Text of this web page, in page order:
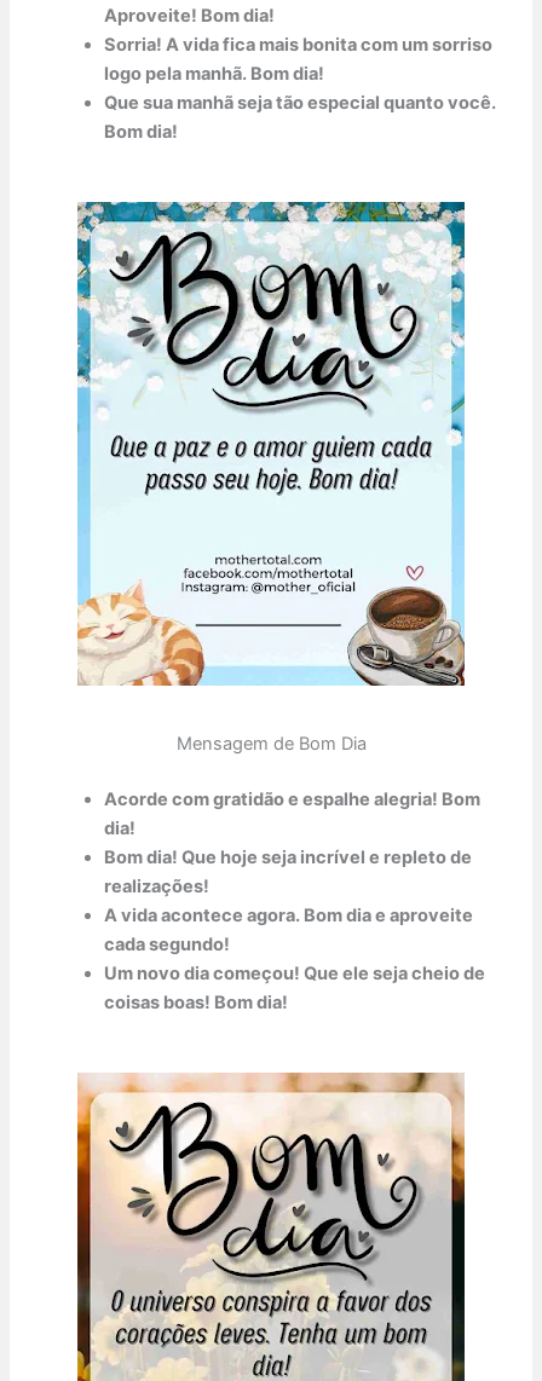
Aproveite! Bom dia!
Sorria! A vida fica mais bonita com um sorriso
logo pela manhã. Bom dia!
Que sua manhã seja tão especial quanto você.
Bom dia!
Mensagem de Bom Dia
Acorde com gratidão e espalhe alegria! Bom
dia!
Bom dia! Que hoje seja incrível e repleto de
realizações!
A vida acontece agora. Bom dia e aproveite
cada segundo!
Um novo dia começou! Que ele seja cheio de
coisas boas! Bom dia!